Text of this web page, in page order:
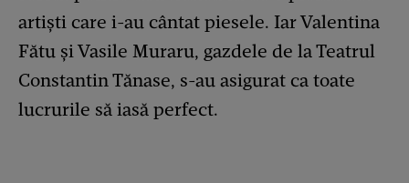
artiști care i-au cântat piesele. Iar Valentina
Fătu și Vasile Muraru, gazdele de la Teatrul
Constantin Tănase, s-au asigurat ca toate
lucrurile să iasă perfect.